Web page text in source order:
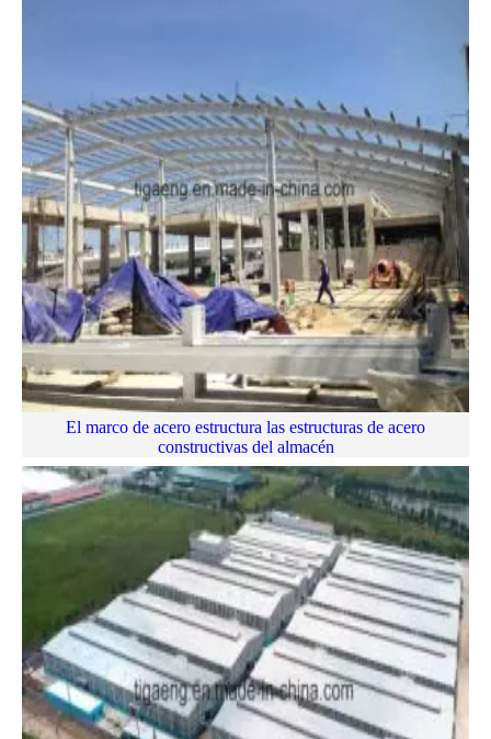
El marco de acero estructura las estructuras de acero
constructivas del almacén